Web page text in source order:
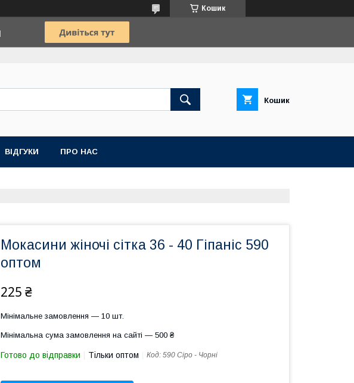
Кошик
Кошик
ВІДГУКИ ПРО НАС
Мокасини жіночі сітка 36 - 40 Гіпаніс 590
оптом
225 ₴
Мінімальне замовлення — 10 шт.
Мінімальна сума замовлення на сайті — 500 ₴
Готово до відправки Тільки оптом Код: 590 Сіро - Чорні